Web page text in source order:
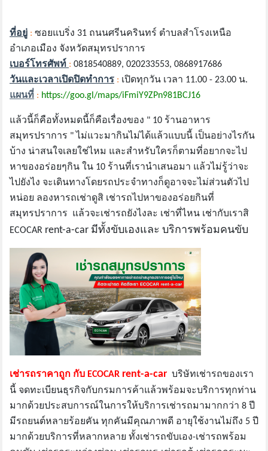
ที่อยู่ : ซอยแบริ่ง 31 ถนนศรีนครินทร์ ตำบลสำโรงเหนือ
อำเภอเมือง จังหวัดสมุทรปราการ
เบอร์โทรศัพท์ : 0818540889, 020233553, 0868917686
วันและเวลาเปิดปิดทำการ : เปิดทุกวัน เวลา 11.00 - 23.00 น.
แผนที่ : https://goo.gl/maps/iFmiY9ZPn981BCJ16
แล้วนี้ก็คือทั้งหมดนี้ก็คือเรื่องของ " 10 ร้านอาหาร
สมุทรปราการ " ไม่แวะมากินไม่ได้แล้วแบบนี้ เป็นอย่างไรกัน
บ้าง น่าสนใจเลยใช่ไหม และสำหรับใครก็ตามที่อยากจะไป
หาของอร่อยๆกิน ใน 10 ร้านที่เรานำเสนอมา แล้วไม่รู้ว่าจะ
ไปยังไง จะเดินทางโดยรถประจำทางก็ดูอาจจะไม่ส่วนตัวไป
หน่อย ลองหารถเช่าดูสิ เช่ารถไปหาของอร่อยกินที่
สมุทรปราการ แล้วจะเช่ารถยังไงละ เช่าที่ไหน เช่ากับเราสิ
ECOCAR rent-a-car มีทั้งขับเองและ บริการพร้อมคนขับ
เช่ารถราคาถูก กับ ECOCAR rent-a-car บริษัทเช่ารถของเรา
นี้ จดทะเบียนธุรกิจกับกรมการค้าแล้วพร้อมจะบริการทุกท่าน
มากด้วยประสบการณ์ในการให้บริการเช่ารถมามากกว่า 8 ปี
มีรถยนต์หลายร้อยคัน ทุกคันมีคุณภาพดี อายุใช้งานไม่ถึง 5 ปี
มากด้วยบริการที่หลากหลาย ทั้งเช่ารถขับเอง-เช่ารถพร้อม